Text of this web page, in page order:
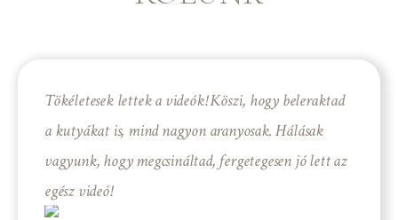
Tökéletesek lettek a videók! Köszi, hogy beleraktad
a kutyákat is, mind nagyon aranyosak. Hálásak
vagyunk, hogy megcsináltad, fergetegesen jó lett az
egész videó!